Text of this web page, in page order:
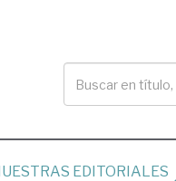
EDITORIALES